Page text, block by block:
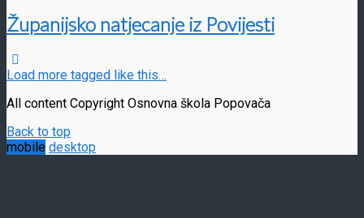
Županijsko natjecanje iz Povijesti
Load more tagged like this…
All content Copyright Osnovna škola Popovača
Back to top
mobile desktop